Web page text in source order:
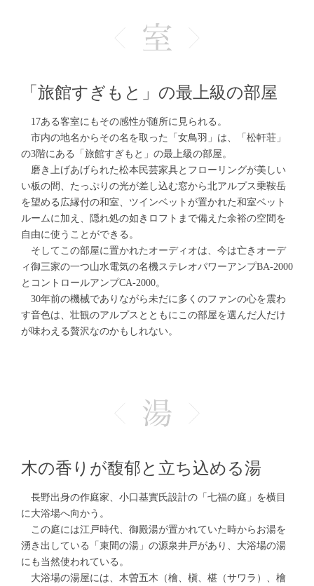
「旅館すぎもと」の最上級の部屋
17ある客室にもその感性が随所に見られる。
市内の地名からその名を取った「女鳥羽」は、「松軒荘」
の3階にある「旅館すぎもと」の最上級の部屋。
磨き上げあげられた松本民芸家具とフローリングが美しい
い板の間、たっぷりの光が差し込む窓から北アルプス乗鞍岳
を望める広縁付の和室、ツインベットが置かれた和室ベット
ルームに加え、隠れ処の如きロフトまで備えた余裕の空間を
自由に使うことができる。
そしてこの部屋に置かれたオーディオは、今は亡きオーデ
ィ御三家の一つ山水電気の名機ステレオパワーアンプBA-2000
とコントロールアンプCA-2000。
30年前の機械でありながら未だに多くのファンの心を震わ
す音色は、壮観のアルプスとともにこの部屋を選んだ人だけ
が味わえる贅沢なのかもしれない。
木の香りが馥郁と立ち込める湯
長野出身の作庭家、小口基實氏設計の「七福の庭」を横目
に大浴場へ向かう。
この庭には江戸時代、御殿湯が置かれていた時からお湯を
湧き出している「束間の湯」の源泉井戸があり、大浴場の湯
にも当然使われている。
大浴場の湯屋には、木曽五木（檜、槇、椹（サワラ）、檜